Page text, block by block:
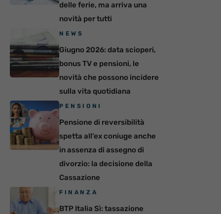
delle ferie, ma arriva una
novità per tutti
NEWS
Giugno 2026: data scioperi,
bonus TV e pensioni, le
novità che possono incidere
sulla vita quotidiana
PENSIONI
Pensione di reversibilità
spetta all’ex coniuge anche
in assenza di assegno di
divorzio: la decisione della
Cassazione
FINANZA
BTP Italia Sì: tassazione